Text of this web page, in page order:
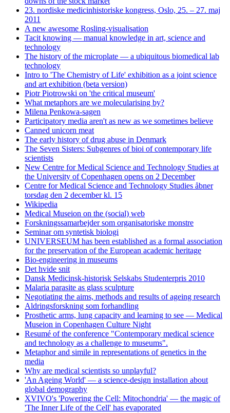
23. nordiske medicinhistoriske kongress, Oslo, 25. – 27. maj
2011
A new awesome Rosling-visualisation
Tacit knowing — manual knowledge in art, science and
technology
The history of the microplate — a ubiquitous biomedical lab
technology
Intro to 'The Chemistry of Life' exhibition as a joint science
and art exhibition (beta version)
Piotr Piotrowski on 'the critical museum'
What metaphors are we molecularising by?
Milena Penkowa-sagen
Participatory media aren't as new as we sometimes believe
Canned unicorn meat
The early history of drug abuse in Denmark
The Seven Sisters: Subgenres of bioi of contemporary life
scientists
New Centre for Medical Science and Technology Studies at
the University of Copenhagen opens on 2 December
Centre for Medical Science and Technology Studies åbner
torsdag den 2 december kl. 15
Wikipedia
Medical Museion on the (social) web
Forskningssamarbejder som organisatoriske monstre
Seminar om syntetisk biologi
UNIVERSEUM has been established as a formal association
for the preservation of the European academic heritage
Bio-engineering in museums
Det hvide snit
Dansk Medicinsk-historisk Selskabs Studenterpris 2010
Malaria parasite as glass sculpture
Negotiating the aims, methods and results of ageing research
Aldringsforskning som forhandling
Prosthetic arms, lung capacity and learning to see — Medical
Museion in Copenhagen Culture Night
Resumé of the conference "Contemporary medical science
and technology as a challenge to museums".
Metaphor and simile in representations of genetics in the
media
Why are medical scientists so unplayful?
'An Ageing World' — a science-design installation about
global demography
XVIVO's 'Powering the Cell: Mitochondria' — the magic of
'The Inner Life of the Cell' has evaporated